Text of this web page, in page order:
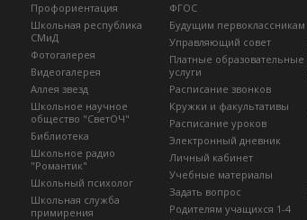
Профориентация
Школьная республика
СМиД
Фотогалерея
Видеогалерея
Аллея звезд
Школьное научное
общество "СветОЧ"
Библиотека
Школьное радио
"Романтик"
Школьный психолог
Школьная служба
примирения
ФГОС
Будущим первоклассникам
Управляющий совет
Платные образовательные
услуги
Расписание звонков
Кружки и факультативы
Расписание уроков
Электронный дневник
Личный кабинет
Учебные материалы
Задать вопрос
Родителям учащихся 1-4